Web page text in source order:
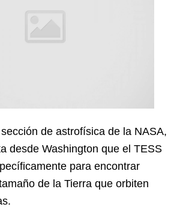
de astrofísica de la NASA,
desde Washington que el TESS
para encontrar
de la Tierra que orbiten